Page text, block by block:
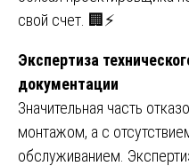
свой счет. 🏢⚡
Экспертиза
документации
Значительная часть
монтажом, а с
обслуживанием.